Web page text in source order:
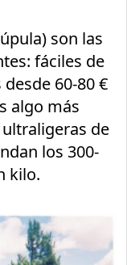
son las
fáciles de
60-80 €
algo más
de
los 300-
kilo.